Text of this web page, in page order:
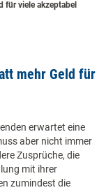
für viele akzeptabel
mehr Geld für
erwartet eine
aber nicht immer
Zusprüche, die
mit ihrer
zumindest die